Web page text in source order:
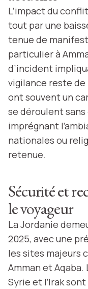
L’impact du
tout par une
tenue de
particulier à
d’incident
vigilance reste de
ont souvent un
se déroulent
imprégnant
nationales ou
retenue.
Sécurité et
le voyageur
La Jordanie
2025, avec une
les sites majeurs
Amman et
Syrie et l’Irak